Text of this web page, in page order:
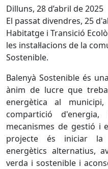
Dilluns, 28 d’abril de 2025
El passat divendres, 25
Habitatge i Transició
les instal·lacions de la
Sostenible.
Balenyà Sostenible és
ànim de lucre que
energètica al
compartició
mecanismes de gestió i
projecte és iniciar la
energètics alternatius,
verda i sostenible i